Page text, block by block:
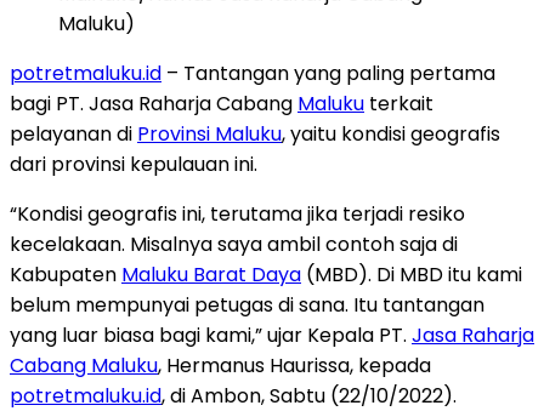
Maluku)
potretmaluku.id – Tantangan yang paling pertama
bagi PT. Jasa Raharja Cabang Maluku terkait
pelayanan di Provinsi Maluku, yaitu kondisi geografis
dari provinsi kepulauan ini.
“Kondisi geografis ini, terutama jika terjadi resiko
kecelakaan. Misalnya saya ambil contoh saja di
Kabupaten Maluku Barat Daya (MBD). Di MBD itu kami
belum mempunyai petugas di sana. Itu tantangan
yang luar biasa bagi kami,” ujar Kepala PT. Jasa Raharja
Cabang Maluku, Hermanus Haurissa, kepada
potretmaluku.id, di Ambon, Sabtu (22/10/2022).